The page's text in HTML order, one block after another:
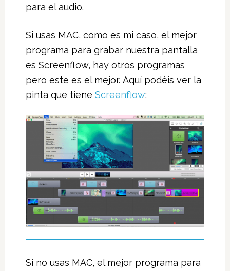
para el audio.
Si usas MAC, como es mi caso, el mejor
programa para grabar nuestra pantalla
es Screenflow, hay otros programas
pero este es el mejor. Aquí podéis ver la
pinta que tiene Screenflow:
Si no usas MAC, el mejor programa para